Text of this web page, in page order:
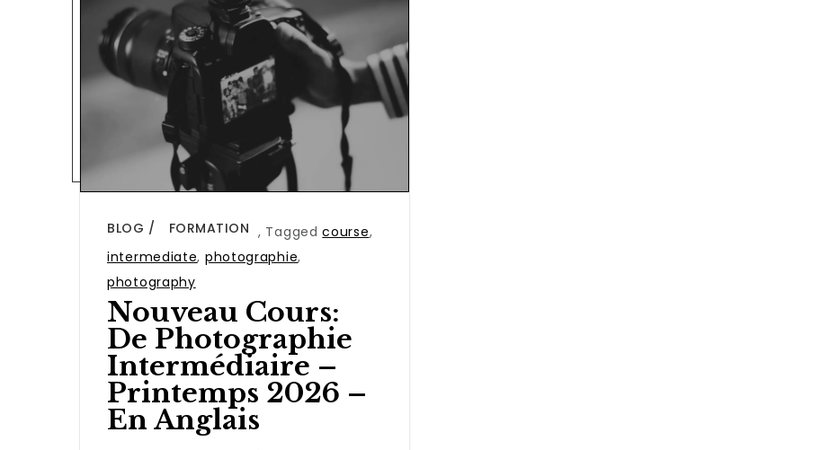
BLOG ,
FORMATION Taggedcourse,
intermediate, photographie,
photography
Nouveau Cours:
De Photographie
Intermédiaire –
Printemps 2026 –
En Anglais